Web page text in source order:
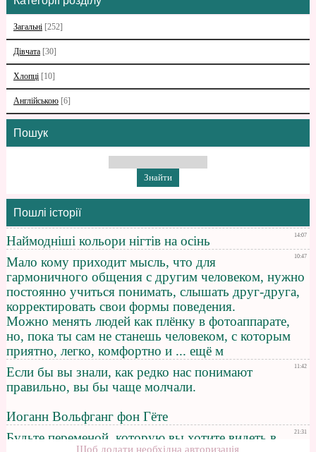
Загальні [252]
Дівчата [30]
Хлопці [10]
Англійською [6]
Пошук
Пошлі історії
Щоб додати необхідна авторизація